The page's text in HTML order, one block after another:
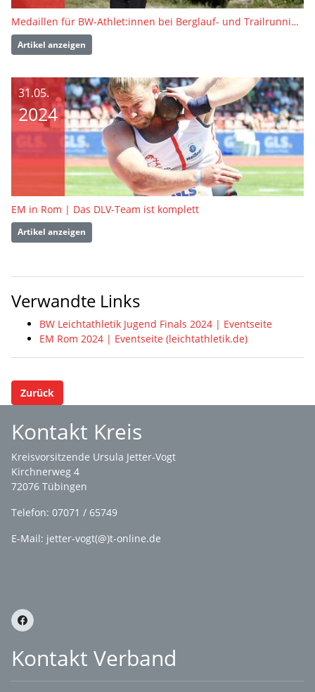
Medaillen für BW-Athlet:innen bei Berglauf- und Trailrunning-EM
Artikel anzeigen
31.05.
2024
EM in Rom | Das DLV-Team ist komplett
Artikel anzeigen
Verwandte Links
BW Leichtathletik Jugend Finals 2024 | Eventseite
EM Rom 2024 | Eventseite (leichtathletik.de)
Zurück
Kontakt Kreis
Kreisvorsitzende Ursula Jetter-Vogt
Kirchnerweg 4
72076 Tübingen
Telefon: 07071 / 65749
E-Mail: jetter-vogt(@)t-online.de
Kontakt Verband